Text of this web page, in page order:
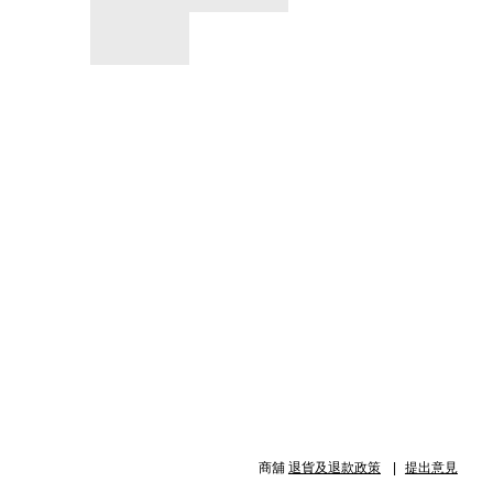
商舖 退貨及退款政策 提出意見